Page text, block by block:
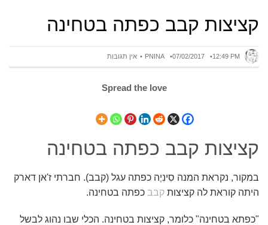
קציצות קבב כפתה בטחינה
PNINA 07/02/2017 12:49 PM אין תגובות
Spread the love
קציצות קבב כפתה בטחינה
במקור, נקראת המנה סִינִיֶה כפתה עגל (קבב). חברתי ז'אן דארק
היתה קוראת לה קציצות קבב כפתה בטחינה.
"כפתא בטחינה" כלומר, קציצות בטחינה. הכלי שבו נהוג לבשל